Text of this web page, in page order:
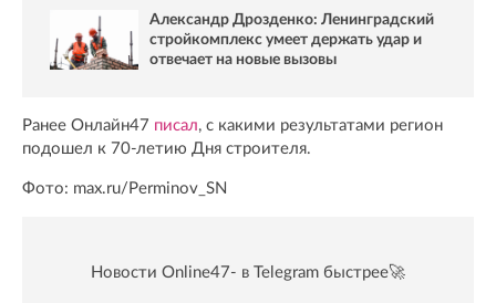
Александр Дрозденко: Ленинградский
стройкомплекс умеет держать удар и
отвечает на новые вызовы
Ранее Онлайн47 писал, с какими результатами регион
подошел к 70-летию Дня строителя.
Фото: max.ru/Perminov_SN
Новости Online47- в Telegram быстрее🚀